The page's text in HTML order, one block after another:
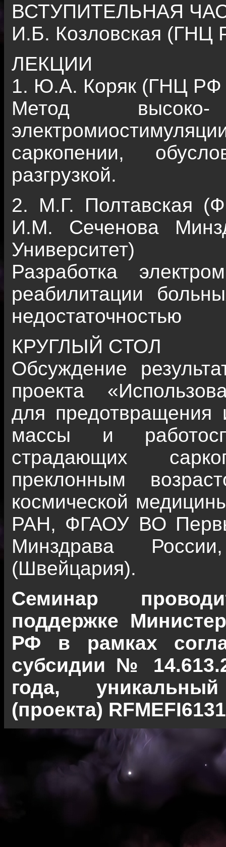
ВСТУПИТЕЛЬНАЯ
И.Б. Козловская
ЛЕКЦИИ
1. Ю.А. Коряк (ГНЦ
Метод
саркопении,
разгрузкой.
2. М.Г. Полтавская
И.М. Сеченова
Университет)
Разработка
реабилитации
недостаточностью
КРУГЛЫЙ СТОЛ
Обсуждение
проекта
для предотвращения
массы и
страдающих
преклонным
космической
РАН, ФГАОУ ВО
Минздрава
(Швейцария).
Семинар
поддержке
РФ в рамках
субсидии №
года,
(проекта)